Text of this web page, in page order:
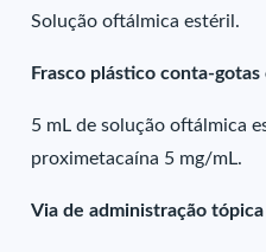
Solução oftálmica estéril.
Frasco plástico conta-
5 mL de solução oftálmica
proximetacaína 5 mg/mL.
Via de administração tópica